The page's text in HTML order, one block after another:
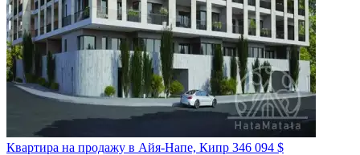
Квартира на продажу в Айя-Напе, Кипр 346 094 $